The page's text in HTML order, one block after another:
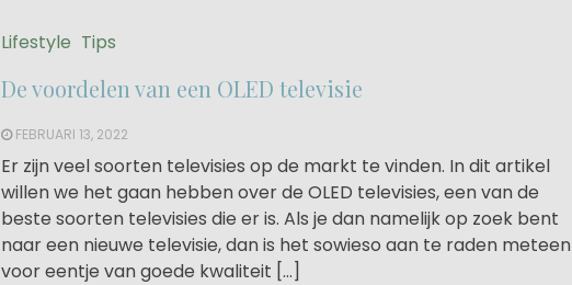
Lifestyle Tips
De voordelen van een OLED televisie
FEBRUARI 13, 2022
Er zijn veel soorten televisies op de markt te vinden. In dit artikel
willen we het gaan hebben over de OLED televisies, een van de
beste soorten televisies die er is. Als je dan namelijk op zoek bent
naar een nieuwe televisie, dan is het sowieso aan te raden meteen
voor eentje van goede kwaliteit […]